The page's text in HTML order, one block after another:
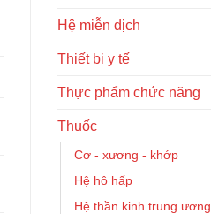
Hệ miễn dịch
Thiết bị y tế
Thực phẩm chức năng
Thuốc
Cơ - xương - khớp
Hệ hô hấp
Hệ thần kinh trung ương